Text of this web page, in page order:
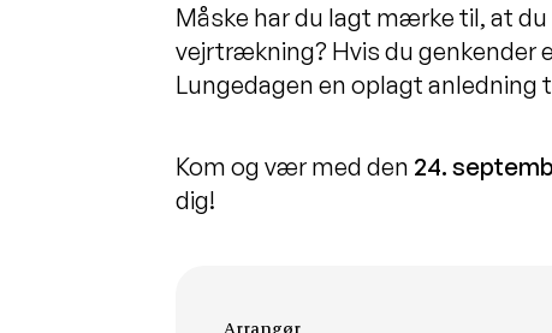
Måske har du lagt mærke til, at
vejrtrækning? Hvis du genkender
Lungedagen en oplagt anledning
Kom og vær med den 24.
dig!
Arrangementsinformationer
Arrangør